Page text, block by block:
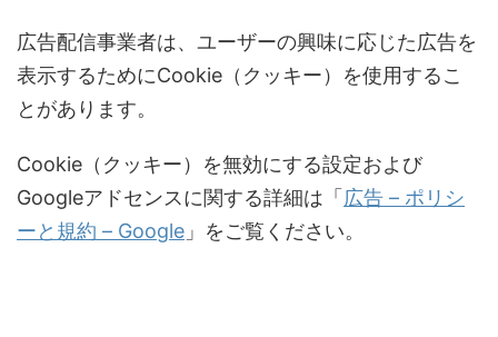
広告配信事業者は、ユーザーの興味に応じた広告を
表示するためにCookie（クッキー）を使用するこ
とがあります。
Cookie（クッキー）を無効にする設定および
Googleアドセンスに関する詳細は「 広告 – ポリシ
ーと規約 – Google 」をご覧ください。